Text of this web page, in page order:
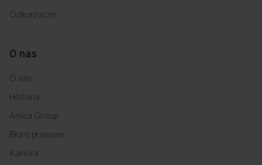
Odkurzacze
O nas
O nas
Historia
Amica Group
Biuro prasowe
Kariera